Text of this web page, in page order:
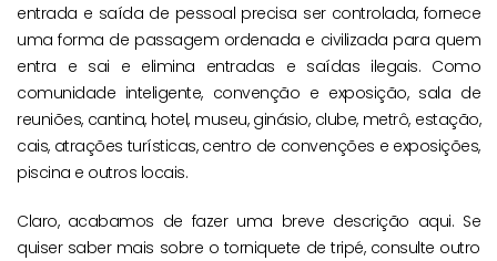
entrada e saída de pessoal precisa ser controlada, fornece
uma forma de passagem ordenada e civilizada para quem
entra e sai e elimina entradas e saídas ilegais. Como
comunidade inteligente, convenção e exposição, sala de
reuniões, cantina, hotel, museu, ginásio, clube, metrô, estação,
cais, atrações turísticas, centro de convenções e exposições,
piscina e outros locais.
Claro, acabamos de fazer uma breve descrição aqui. Se
quiser saber mais sobre o torniquete de tripé, consulte outro